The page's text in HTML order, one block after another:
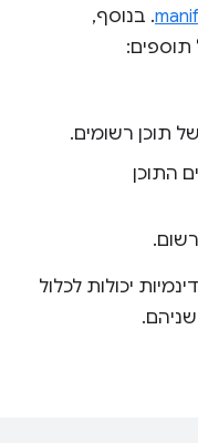
. בנוסף,
תוכן רשומים.
התוכן
יכולות לכלול